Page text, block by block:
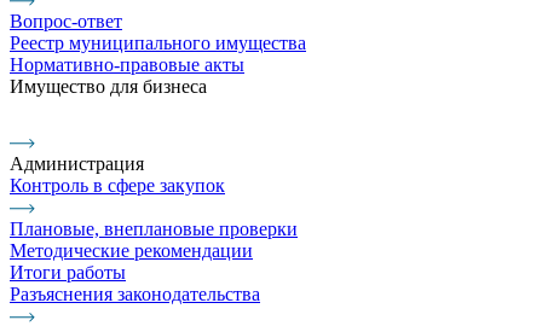
Вопрос-ответ
Реестр муниципального имущества
Нормативно-правовые акты
Имущество для бизнеса
Администрация
Контроль в сфере закупок
Плановые, внеплановые проверки
Методические рекомендации
Итоги работы
Разъяснения законодательства